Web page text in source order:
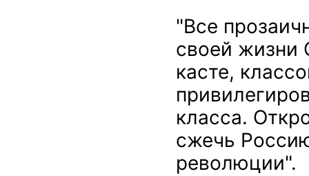
"Все
своей жизни
касте,
класса.
сжечь
революции".